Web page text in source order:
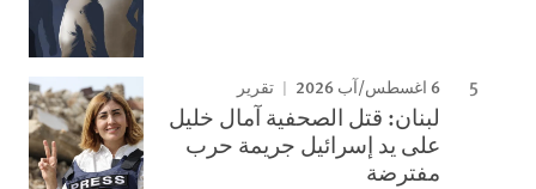
6 اغسطس/آب 2026 تقرير
لبنان: قتل الصحفية آمال خليل
على يد إسرائيل جريمة حرب
مفترضة